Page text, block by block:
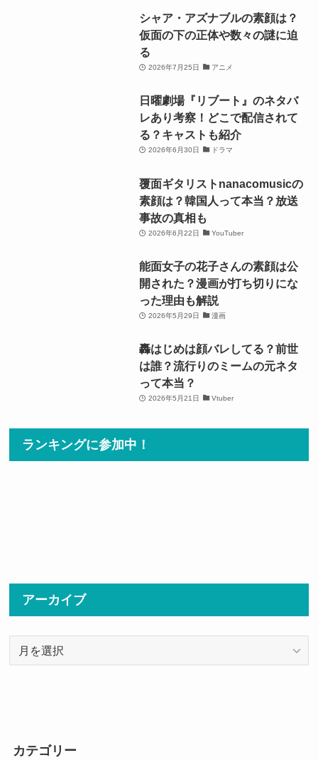
シャア・アズナブルの素顔は？
仮面の下の正体や数々の謎に迫
る
2026年7月25日 アニメ
日曜劇場『リブート』のネタバ
レあり考察！どこで配信されて
る？キャストも紹介
2026年6月30日 ドラマ
覆面ギタリストnanacomusicの
素顔は？韓国人って本当？放送
事故の真相も
2026年6月22日 YouTuber
能面女子の花子さんの素顔は公
開された？漫画が打ち切りにな
った理由も解説
2026年5月29日 漫画
轟はじめは顔バレしてる？前世
は誰？流行りのミームの元ネタ
って本当？
2026年5月21日 Vtuber
ランキングに参加中！
アーカイブ
カテゴリー